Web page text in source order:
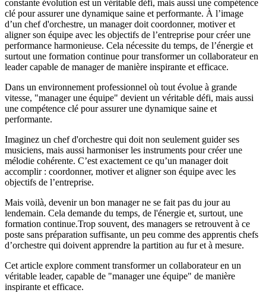
constante évolution est un véritable défi, mais aussi une compétence
clé pour assurer une dynamique saine et performante. À l’image
d’un chef d'orchestre, un manager doit coordonner, motiver et
aligner son équipe avec les objectifs de l’entreprise pour créer une
performance harmonieuse. Cela nécessite du temps, de l’énergie et
surtout une formation continue pour transformer un collaborateur en
leader capable de manager de manière inspirante et efficace.
Dans un environnement professionnel où tout évolue à grande
vitesse, "manager une équipe" devient un véritable défi, mais aussi
une compétence clé pour assurer une dynamique saine et
performante.
Imaginez un chef d'orchestre qui doit non seulement guider ses
musiciens, mais aussi harmoniser les instruments pour créer une
mélodie cohérente. C’est exactement ce qu’un manager doit
accomplir : coordonner, motiver et aligner son équipe avec les
objectifs de l’entreprise.
Mais voilà, devenir un bon manager ne se fait pas du jour au
lendemain. Cela demande du temps, de l'énergie et, surtout, une
formation continue.Trop souvent, des managers se retrouvent à ce
poste sans préparation suffisante, un peu comme des apprentis chefs
d’orchestre qui doivent apprendre la partition au fur et à mesure.
Cet article explore comment transformer un collaborateur en un
véritable leader, capable de "manager une équipe" de manière
inspirante et efficace.